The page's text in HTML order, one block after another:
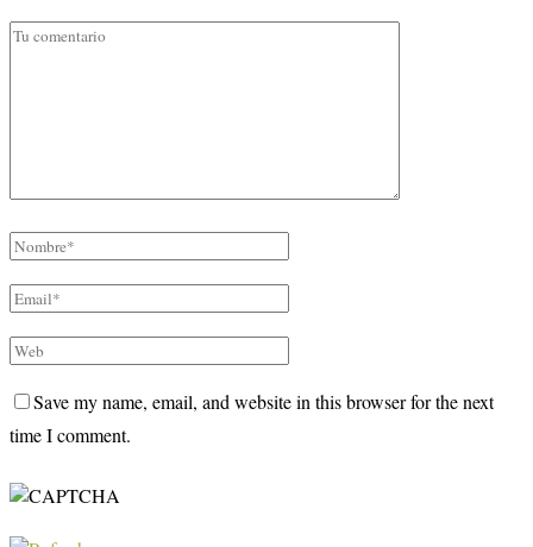
Save my name, email, and website in this browser for the next
time I comment.